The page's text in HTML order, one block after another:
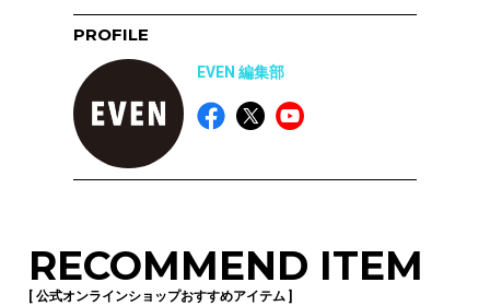
PROFILE
EVEN 編集部
RECOMMEND ITEM
[ 公式オンラインショップおすすめアイテム ]